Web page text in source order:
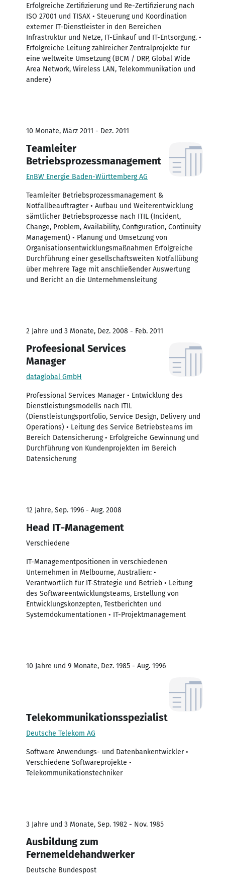
Erfolgreiche Zertifizierung und Re-Zertifizierung nach
ISO 27001 und TISAX • Steuerung und Koordination
externer IT-Dienstleister in den Bereichen
Infrastruktur und Netze, IT-Einkauf und IT-Entsorgung. •
Erfolgreiche Leitung zahlreicher Zentralprojekte für
eine weltweite Umsetzung (BCM / DRP, Global Wide
Area Network, Wireless LAN, Telekommunikation und
andere)
10 Monate, März 2011 - Dez. 2011
Teamleiter
Betriebsprozessmanagement
EnBW Energie Baden-Württemberg AG
Teamleiter Betriebsprozessmanagement &
Notfallbeauftragter • Aufbau und Weiterentwicklung
sämtlicher Betriebsprozesse nach ITIL (Incident,
Change, Problem, Availability, Configuration, Continuity
Management) • Planung und Umsetzung von
Organisationsentwicklungsmaßnahmen Erfolgreiche
Durchführung einer gesellschaftsweiten Notfallübung
über mehrere Tage mit anschließender Auswertung
und Bericht an die Unternehmensleitung
2 Jahre und 3 Monate, Dez. 2008 - Feb. 2011
Profeesional Services
Manager
dataglobal GmbH
Professional Services Manager • Entwicklung des
Dienstleistungsmodells nach ITIL
(Dienstleistungsportfolio, Service Design, Delivery und
Operations) • Leitung des Service Betriebsteams im
Bereich Datensicherung • Erfolgreiche Gewinnung und
Durchführung von Kundenprojekten im Bereich
Datensicherung
12 Jahre, Sep. 1996 - Aug. 2008
Head IT-Management
Verschiedene
IT-Managementpositionen in verschiedenen
Unternehmen in Melbourne, Australien: •
Verantwortlich für IT-Strategie und Betrieb • Leitung
des Softwareentwicklungsteams, Erstellung von
Entwicklungskonzepten, Testberichten und
Systemdokumentationen • IT-Projektmanagement
10 Jahre und 9 Monate, Dez. 1985 - Aug. 1996
Telekommunikationsspezialist
Deutsche Telekom AG
Software Anwendungs- und Datenbankentwickler •
Verschiedene Softwareprojekte •
Telekommunikationstechniker
3 Jahre und 3 Monate, Sep. 1982 - Nov. 1985
Ausbildung zum
Fernemeldehandwerker
Deutsche Bundespost